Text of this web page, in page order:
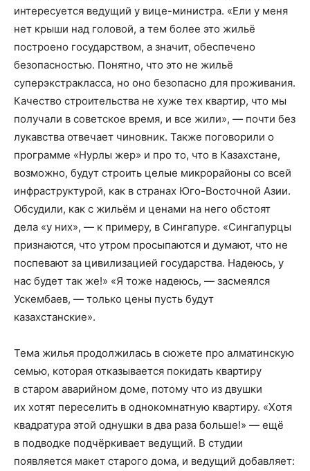
интересуется ведущий у вице-министра. «Ели у меня
нет крыши над головой, а тем более это жильё
построено государством, а значит, обеспечено
безопасностью. Понятно, что это не жильё
суперэкстракласса, но оно безопасно для проживания.
Качество строительства не хуже тех квартир, что мы
получали в советское время, и все жили», — почти без
лукавства отвечает чиновник. Также поговорили о
программе «Нурлы жер» и про то, что в Казахстане,
возможно, будут строить целые микрорайоны со всей
инфраструктурой, как в странах Юго-Восточной Азии.
Обсудили, как с жильём и ценами на него обстоят
дела «у них», — к примеру, в Сингапуре. «Сингапурцы
признаются, что утром просыпаются и думают, что не
поспевают за цивилизацией государства. Надеюсь, у
нас будет так же!» «Я тоже надеюсь, — засмеялся
Ускембаев, — только цены пусть будут
казахстанские».
Тема жилья продолжилась в сюжете про алматинскую
семью, которая отказывается покидать квартиру
в старом аварийном доме, потому что из двушки
их хотят переселить в однокомнатную квартиру. «Хотя
квадратура этой однушки в два раза больше!» — ещё
в подводке подчёркивает ведущий. В студии
появляется макет старого дома, и ведущий добавляет: